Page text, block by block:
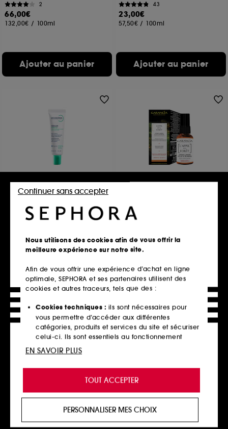
2
66,00€
132,00€ / 100ml
Ajouter au panier
43
23,00€
57,50€ / 100ml
Ajouter au panier
BIODERMA
Sébium Kerato+
7
16,00€
Ajouter au panier
GARANCIA
45,00€
Ajouter au panier
Hydra-Essentiel [HA²]
58,00€
Mystérieux Mille et Un Jours
Soin Anti-Âge
Nous utilisons des cookies afin de vous offrir la
meilleure expérience sur notre site.
Afin de vous offrir une expérience d’achat en ligne
optimale, SEPHORA et ses partenaires utilisent des
cookies et autres traceurs, tels que des :
Cookies techniques : ils sont nécessaires pour
vous permettre d’accéder aux différentes
catégories, produits et services du site et sécuriser
celui-ci. Ils sont essentiels au fonctionnement
technique du site et ne peuvent être désactivés.
de vous offrir une expérience enrichie et
personnalisée en vous recommandant des
produits, des services et des contenus qui
proposer des offres promotionnelles adaptées à
votre profil.
TOUT ACCEPTER
Continuer sans accepter
PERSONNALISER MES CHOIX
EN SAVOIR PLUS